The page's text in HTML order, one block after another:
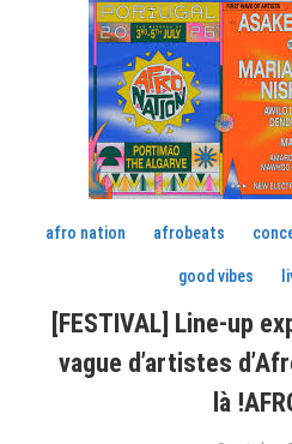
afro nation afrobeats
good vibes
[FESTIVAL] Line-up
vague d’artistes
là